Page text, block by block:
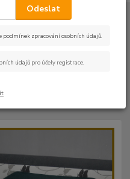
JERSEY s gumou - 45 barev
JERSEY
Odeslat
podmínek zpracování osobních údajů.
údajů pro účely registrace.